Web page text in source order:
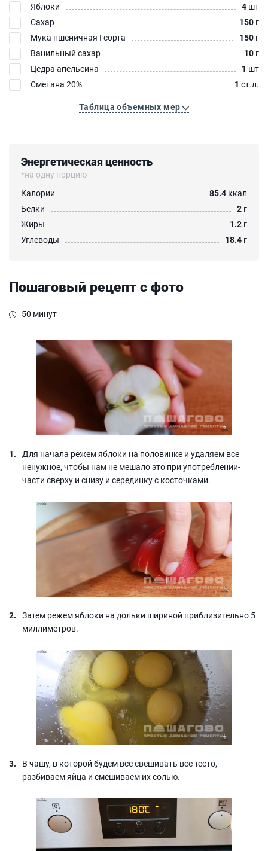
Яблоки
4 шт
Сахар
150 г
Мука пшеничная I сорта
150 г
Ванильный сахар
10 г
Цедра апельсина
1 шт
Сметана 20%
1 ст.л.
Таблица объемных мер
Энергетическая ценность
*на одну порцию
Калории
85.4 ккал
Белки
2 г
Жиры
1.2 г
Углеводы
18.4 г
Пошаговый рецепт с фото
50 минут
Для начала режем яблоки на половинке и удаляем все
ненужное, чтобы нам не мешало это при употреблении-
части сверху и снизу и серединку с косточками.
Затем режем яблоки на дольки шириной приблизительно 5
миллиметров.
В чашу, в которой будем все свешивать все тесто,
разбиваем яйца и смешиваем их солью.